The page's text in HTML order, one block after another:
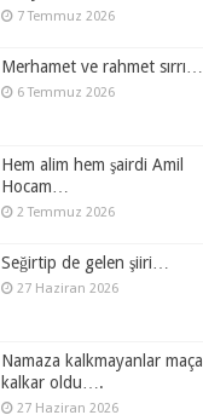
7 Temmuz 2026
Merhamet ve rahmet sırrı…
6 Temmuz 2026
Hem alim hem şairdi Amil
Hocam…
2 Temmuz 2026
Seğirtip de gelen şiiri…
27 Haziran 2026
Namaza kalkmayanlar maça
kalkar oldu….
27 Haziran 2026